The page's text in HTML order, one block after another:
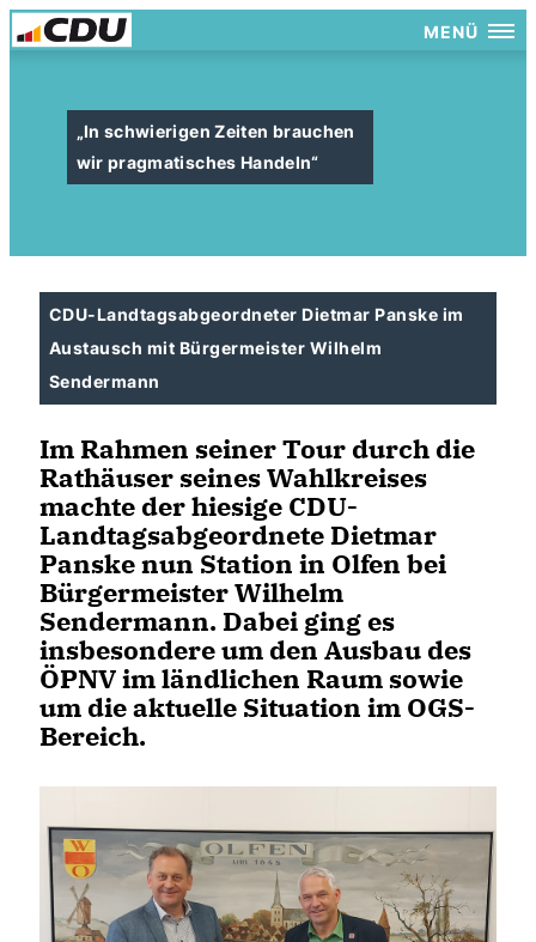
MENÜ
In schwierigen Zeiten brauchen
wir pragmatisches Handeln“
CDU-Landtagsabgeordneter Dietmar Panske im
Austausch mit Bürgermeister Wilhelm
Sendermann
Im Rahmen seiner Tour durch die
Rathäuser seines Wahlkreises
machte der hiesige CDU-
Landtagsabgeordnete Dietmar
Panske nun Station in Olfen bei
Bürgermeister Wilhelm
Sendermann. Dabei ging es
insbesondere um den Ausbau des
ÖPNV im ländlichen Raum sowie
um die aktuelle Situation im OGS-
Bereich.